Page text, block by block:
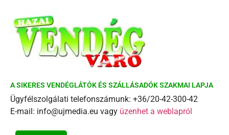
A SIKERES VENDÉGLÁTÓK ÉS SZÁLLÁSADÓK SZAKMAI LAPJA
Ügyfélszolgálati telefonszámunk: +36/20-42-300-42
E-mail: info@ujmedia.eu vagy üzenhet a weblapról